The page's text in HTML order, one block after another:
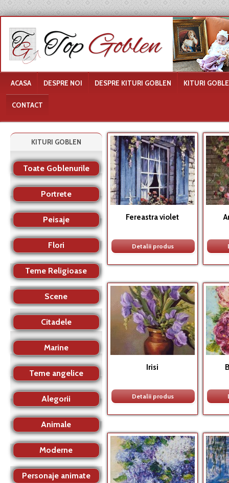
ACASA DESPRE NOI DESPRE KITURI GOBLEN KITURI
CONTACT
Fereastra violet
Detalii produs
Irisi
Detalii produs
KITURI GOBLEN
Toate Goblenurile
Portrete
Peisaje
Flori
Teme Religioase
Scene
Citadele
Marine
Teme angelice
Alegorii
Animale
Moderne
Personaje animate